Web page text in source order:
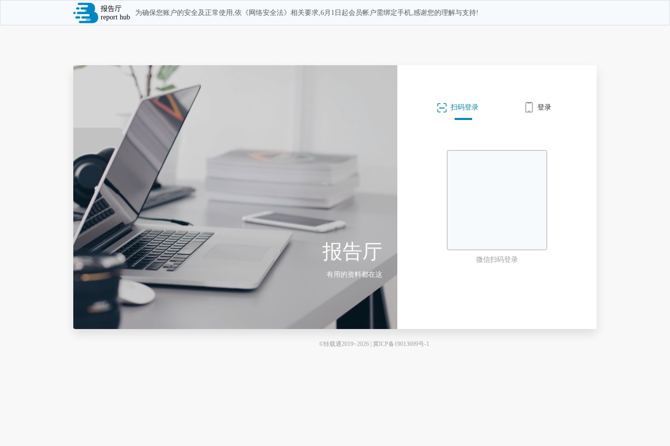
报告厅
report hub
为确保您账户的安全及正常使用,依《网络安全法》相关要求,6月1日起会员帐户需绑定手机,感谢您的理解与支持!
报告厅
有用的资料都在这
扫码登录 登录
微信扫码登录
©转载通2019~2026 | 冀ICP备19013699号-1